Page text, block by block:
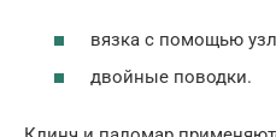
вязка с помощью
двойные поводки.